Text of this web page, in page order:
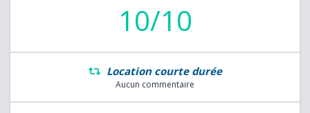
10/10
Location courte durée
Aucun commentaire